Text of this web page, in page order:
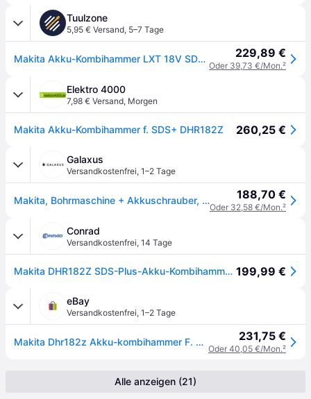
Tuulzone
5,95 € Versand, 5–7 Tage
Makita Akku-Kombihammer LXT 18V SDS-PLUS 18 mm 1,7 Joul - DHR182Z 229,89 €
Oder 39,73 €/Mon.²
Elektro 4000
7,98 € Versand, Morgen
Makita Akku-Kombihammer f. SDS+ DHR182Z 260,25 €
Galaxus
Versandkostenfrei, 1–2 Tage
Makita, Bohrmaschine + Akkuschrauber, DHR 182 (Bohrhammer) 188,70 €
Oder 32,58 €/Mon.²
Conrad
Versandkostenfrei, 14 Tage
Makita DHR182Z SDS-Plus-Akku-Kombihammer 18 V Li-Ion ohne Akku 199,99 €
eBay
Versandkostenfrei, 1–2 Tage
Makita Dhr182z Akku-kombihammer F. Sds+ 18v 231,75 €
Oder 40,05 €/Mon.²
Alle anzeigen (21)